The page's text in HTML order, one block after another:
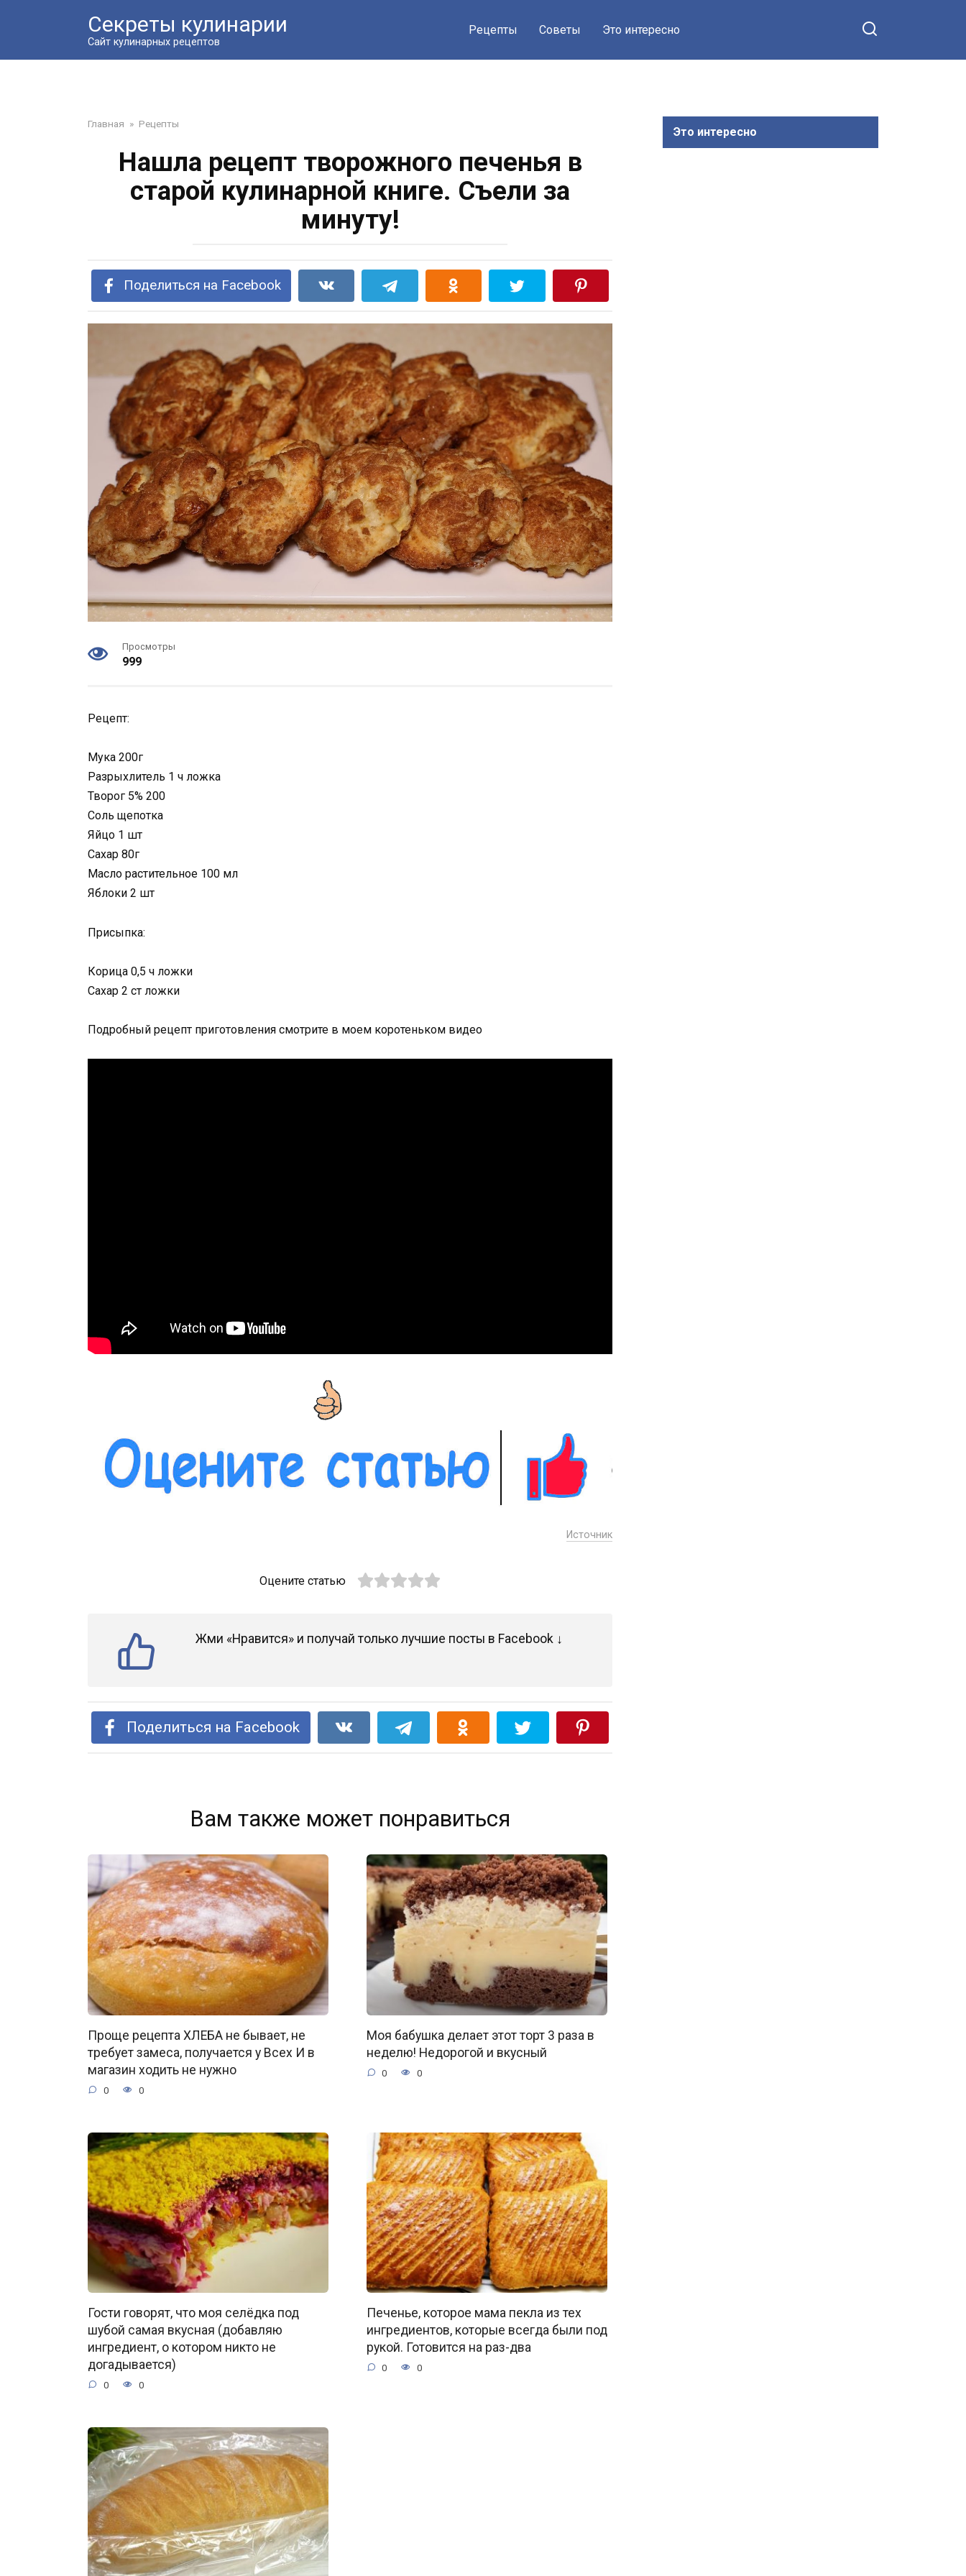
Секреты кулинарии
Сайт кулинарных рецептов
Рецепты Советы Это интересно
Главная » Рецепты
Нашла рецепт творожного печенья в
старой кулинарной книге. Съели за
минуту!
Поделиться на Facebook
Просмотры
999
Рецепт:
Мука 200г
Разрыхлитель 1 ч ложка
Творог 5% 200
Соль щепотка
Яйцо 1 шт
Сахар 80г
Масло растительное 100 мл
Яблоки 2 шт
Присыпка:
Корица 0,5 ч ложки
Сахар 2 ст ложки
Подробный рецепт приготовления смотрите в моем коротеньком видео
Источник
Оцените статью
Жми «Нравится» и получай только лучшие посты в Facebook ↓
Поделиться на Facebook
Вам также может понравиться
Проще рецепта ХЛЕБА не бывает, не
требует замеса, получается у Всех И в
магазин ходить не нужно
0 0
Моя бабушка делает этот торт 3 раза в
неделю! Недорогой и вкусный
0 0
Гости говорят, что моя селёдка под
шубой самая вкусная (добавляю
ингредиент, о котором никто не
догадывается)
0 0
Печенье, которое мама пекла из тех
ингредиентов, которые всегда были под
рукой. Готовится на раз-два
0 0
Это интересно